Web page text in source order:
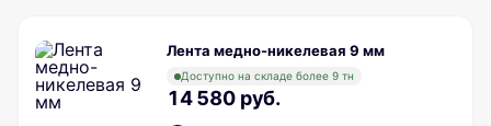
Лента медно-никелевая 9 мм
Доступно на складе более 9 тн
14 580 руб.